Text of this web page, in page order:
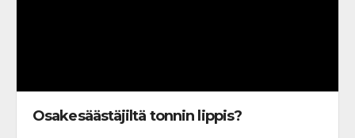
Osakesäästäjiltä tonnin lippis?